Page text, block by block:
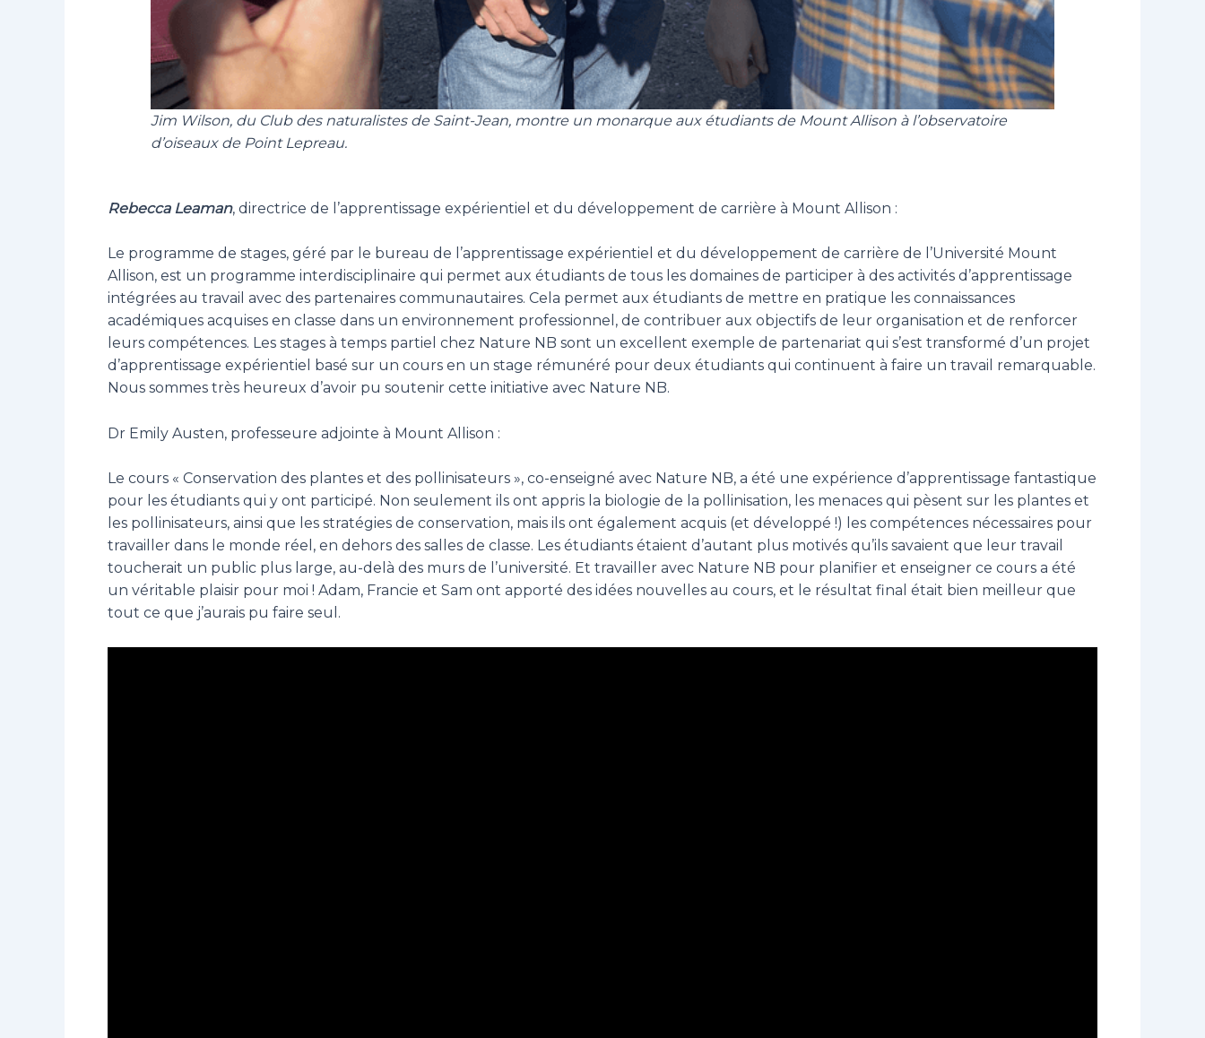
Jim Wilson, du Club des naturalistes de Saint-Jean, montre un monarque aux étudiants de Mount Allison à l’observatoire
d’oiseaux de Point Lepreau.
Rebecca Leaman, directrice de l’apprentissage expérientiel et du développement de carrière à Mount Allison :
Le programme de stages, géré par le bureau de l’apprentissage expérientiel et du développement de carrière de l’Université Mount
Allison, est un programme interdisciplinaire qui permet aux étudiants de tous les domaines de participer à des activités d’apprentissage
intégrées au travail avec des partenaires communautaires. Cela permet aux étudiants de mettre en pratique les connaissances
académiques acquises en classe dans un environnement professionnel, de contribuer aux objectifs de leur organisation et de renforcer
leurs compétences. Les stages à temps partiel chez Nature NB sont un excellent exemple de partenariat qui s’est transformé d’un projet
d’apprentissage expérientiel basé sur un cours en un stage rémunéré pour deux étudiants qui continuent à faire un travail remarquable.
Nous sommes très heureux d’avoir pu soutenir cette initiative avec Nature NB.
Dr Emily Austen, professeure adjointe à Mount Allison :
Le cours « Conservation des plantes et des pollinisateurs », co-enseigné avec Nature NB, a été une expérience d’apprentissage fantastique
pour les étudiants qui y ont participé. Non seulement ils ont appris la biologie de la pollinisation, les menaces qui pèsent sur les plantes et
les pollinisateurs, ainsi que les stratégies de conservation, mais ils ont également acquis (et développé !) les compétences nécessaires pour
travailler dans le monde réel, en dehors des salles de classe. Les étudiants étaient d’autant plus motivés qu’ils savaient que leur travail
toucherait un public plus large, au-delà des murs de l’université. Et travailler avec Nature NB pour planifier et enseigner ce cours a été
un véritable plaisir pour moi ! Adam, Francie et Sam ont apporté des idées nouvelles au cours, et le résultat final était bien meilleur que
tout ce que j’aurais pu faire seul.